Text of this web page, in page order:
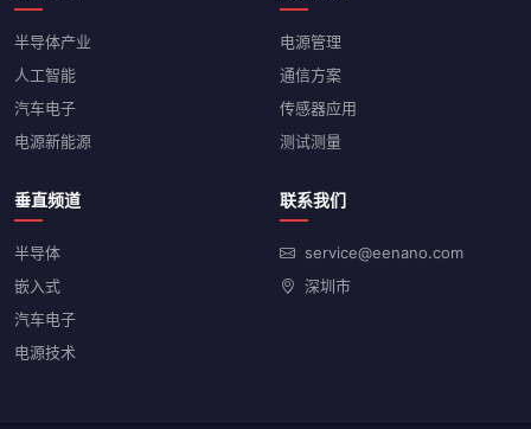
半导体产业
人工智能
汽车电子
电源新能源
电源管理
通信方案
传感器应用
测试测量
垂直频道
半导体
嵌入式
汽车电子
电源技术
联系我们
service@eenano.com
深圳市